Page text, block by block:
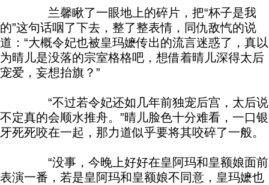
兰馨瞅了一眼地上的碎片，把“杯子是我
的”这句话咽了下去，整了整表情，同仇敌忾的说
道：“大概令妃也被皇玛嬷传出的流言迷惑了，真以
为晴儿是没落的宗室格格吧，想借着晴儿深得太后
宠爱，妄想抬旗？”
“不过若令妃还如几年前独宠后宫，太后说
不定真的会顺水推舟。”晴儿脸色十分难看，一口银
牙死死咬在一起，那力道似乎要将其咬碎了一般。
“没事，今晚上好好在皇阿玛和皇额娘面前
表演一番，若是皇阿玛和皇额娘不同意，皇玛嬷也